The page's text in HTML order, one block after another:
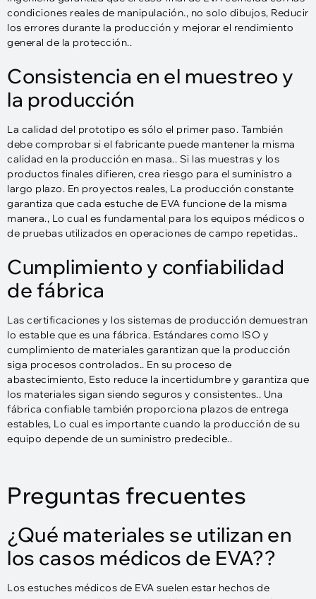
condiciones reales de manipulación., no solo dibujos, Reducir
los errores durante la producción y mejorar el rendimiento
general de la protección..
Consistencia en el muestreo y
la producción
La calidad del prototipo es sólo el primer paso. También
debe comprobar si el fabricante puede mantener la misma
calidad en la producción en masa.. Si las muestras y los
productos finales difieren, crea riesgo para el suministro a
largo plazo. En proyectos reales, La producción constante
garantiza que cada estuche de EVA funcione de la misma
manera., Lo cual es fundamental para los equipos médicos o
de pruebas utilizados en operaciones de campo repetidas..
Cumplimiento y confiabilidad
de fábrica
Las certificaciones y los sistemas de producción demuestran
lo estable que es una fábrica. Estándares como ISO y
cumplimiento de materiales garantizan que la producción
siga procesos controlados.. En su proceso de
abastecimiento, Esto reduce la incertidumbre y garantiza que
los materiales sigan siendo seguros y consistentes.. Una
fábrica confiable también proporciona plazos de entrega
estables, Lo cual es importante cuando la producción de su
equipo depende de un suministro predecible..
Preguntas frecuentes
¿Qué materiales se utilizan en
los casos médicos de EVA??
Los estuches médicos de EVA suelen estar hechos de